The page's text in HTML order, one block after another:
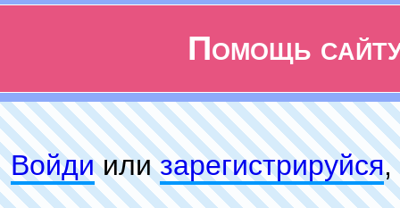
Помощь
Войдиилизарeгиcтpируйся,